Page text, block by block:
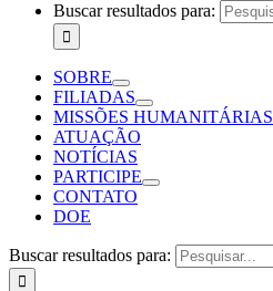
Buscar resultados para:
SOBRE
FILIADAS
MISSÕES HUMANITÁRIAS
ATUAÇÃO
NOTÍCIAS
PARTICIPE
CONTATO
DOE
Buscar resultados para: